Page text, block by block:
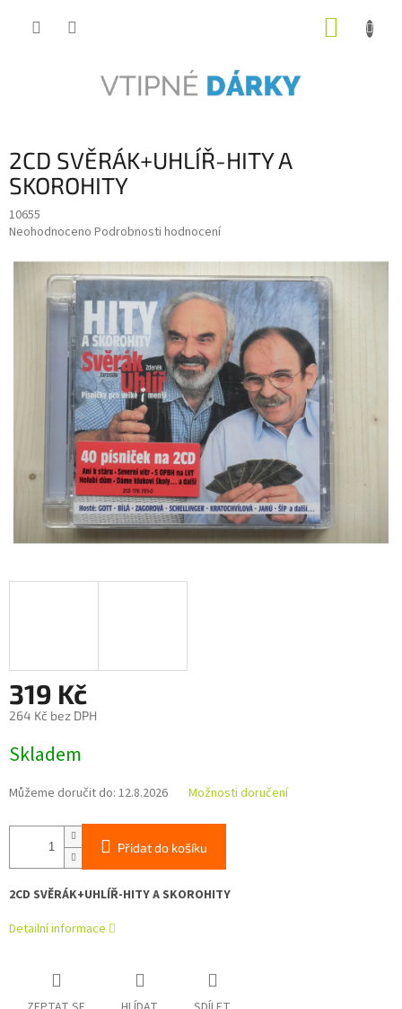
2CD SVĚRÁK+UHLÍŘ-HITY A
SKOROHITY
10655
Průměrné
produktu
Neohodnoceno Podrobnosti hodnocení
319 Kč
264 Kč bez DPH
cena:
Skladem
Můžeme doručit do: 12.8.2026 Možnosti doručení
Přidat do košíku
2CD SVĚRÁK+UHLÍŘ-HITY A SKOROHITY
Detailní informace